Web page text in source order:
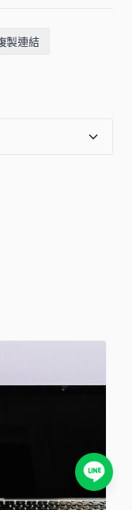
製連結